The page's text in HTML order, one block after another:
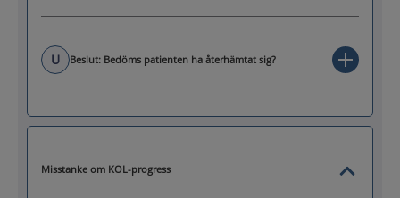
U Beslut: Bedöms patienten ha återhämtat sig?
Misstanke om KOL-progress